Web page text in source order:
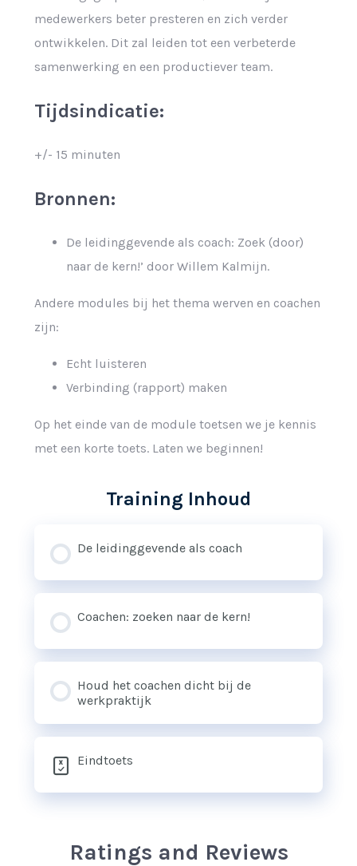
medewerkers beter presteren en zich verder
ontwikkelen. Dit zal leiden tot een verbeterde
samenwerking en een productiever team.
Tijdsindicatie:
+/- 15 minuten
Bronnen:
De leidinggevende als coach: Zoek (door)
naar de kern!’ door Willem Kalmijn.
Andere modules bij het thema werven en coachen
zijn:
Echt luisteren
Verbinding (rapport) maken
Op het einde van de module toetsen we je kennis
met een korte toets. Laten we beginnen!
Training Inhoud
De leidinggevende als coach
Coachen: zoeken naar de kern!
Houd het coachen dicht bij de
werkpraktijk
Eindtoets
Ratings and Reviews